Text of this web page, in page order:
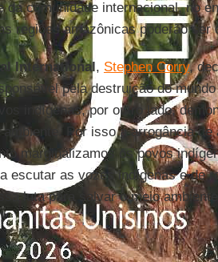
da comunidade internacional, no
regiões amazônicas poderão ser
International, Stephen Corry,
pela destruição do
indígenas, por outro lado,
Por isso a arrogância de
marginalizamos os povos
escutar as vozes indígenas e de
luta para salvar o meio